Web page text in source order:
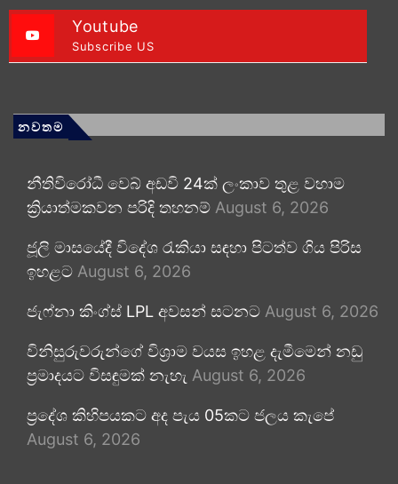
Youtube
Subscribe US
නවතම
නීතිවිරෝධී වෙබ් අඩවි 24ක් ලංකාව තුළ වහාම
ක්‍රියාත්මකවන පරිදි තහනම් August 6, 2026
ජූලි මාසයේදී විදේශ රැකියා සඳහා පිටත්ව ගිය පිරිස
ඉහළට August 6, 2026
ජැෆ්නා කිංග්ස් LPL අවසන් සටනට August 6, 2026
විනිසුරුවරුන්ගේ විශ්‍රාම වයස ඉහළ දැමීමෙන් නඩු
ප්‍රමාදයට විසඳුමක් නැහැ August 6, 2026
ප්‍රදේශ කිහිපයකට අද පැය 05කට ජලය කැපේ
August 6, 2026